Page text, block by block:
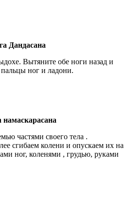
Дандасана
Вытяните обе ноги назад и
ног и ладони.
частями своего тела .
сгибаем колени и опускаем их на
ног, коленями , грудью, руками